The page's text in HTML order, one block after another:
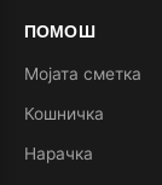
ПОМОШ
Мојата сметка
Кошничка
Нарачка